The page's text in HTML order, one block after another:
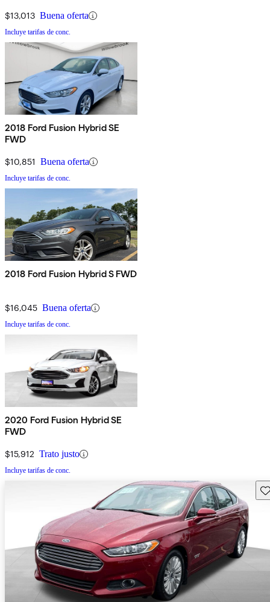
$13,013 Buena oferta
Incluye tarifas de conc.
2018 Ford Fusion Hybrid SE
FWD
$10,851 Buena oferta
Incluye tarifas de conc.
2018 Ford Fusion Hybrid S FWD
$16,045 Buena oferta
Incluye tarifas de conc.
2020 Ford Fusion Hybrid SE
FWD
$15,912 Trato justo
Incluye tarifas de conc.